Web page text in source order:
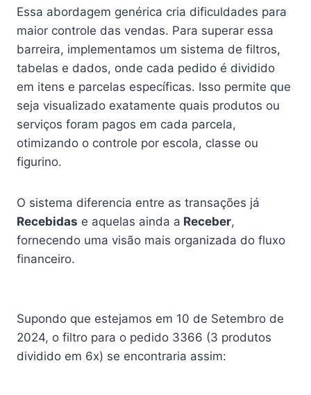
Essa abordagem genérica cria dificuldades para
maior controle das vendas. Para superar essa
barreira, implementamos um sistema de filtros,
tabelas e dados, onde cada pedido é dividido
em itens e parcelas específicas. Isso permite que
seja visualizado exatamente quais produtos ou
serviços foram pagos em cada parcela,
otimizando o controle por escola, classe ou
figurino.
O sistema diferencia entre as transações já
Recebidas e aquelas ainda a Receber,
fornecendo uma visão mais organizada do fluxo
financeiro.
Supondo que estejamos em 10 de Setembro de
2024, o filtro para o pedido 3366 (3 produtos
dividido em 6x) se encontraria assim: